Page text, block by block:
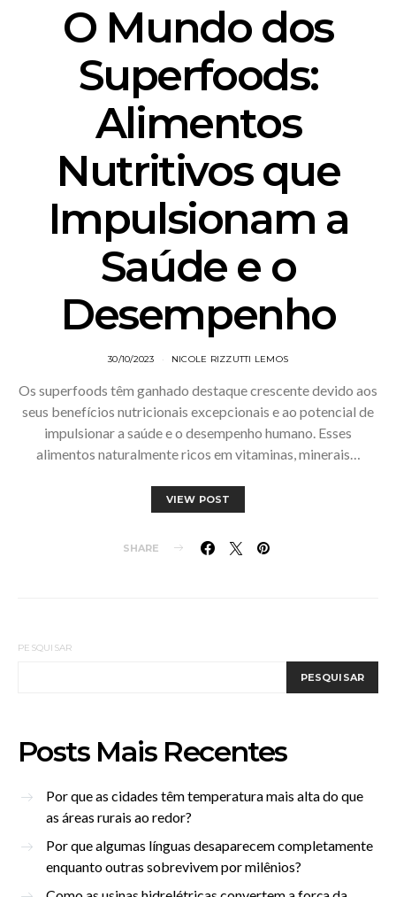
O Mundo dos
Superfoods:
Alimentos
Nutritivos que
Impulsionam a
Saúde e o
Desempenho
30/10/2023 NICOLE RIZZUTTI LEMOS
Os superfoods têm ganhado destaque crescente devido aos
seus benefícios nutricionais excepcionais e ao potencial de
impulsionar a saúde e o desempenho humano. Esses
alimentos naturalmente ricos em vitaminas, minerais…
VIEW POST
SHARE
PESQUISAR
PESQUISAR
Posts Mais Recentes
Por que as cidades têm temperatura mais alta do que
as áreas rurais ao redor?
Por que algumas línguas desaparecem completamente
enquanto outras sobrevivem por milênios?